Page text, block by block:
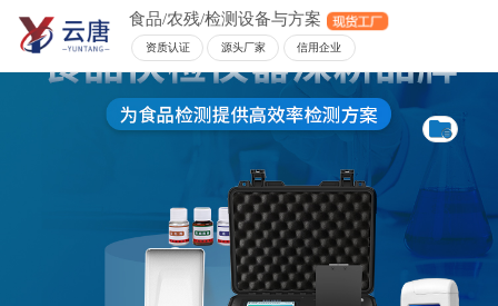
食品/农残/检测设备与方案
资质认证 源头厂家 信用企业